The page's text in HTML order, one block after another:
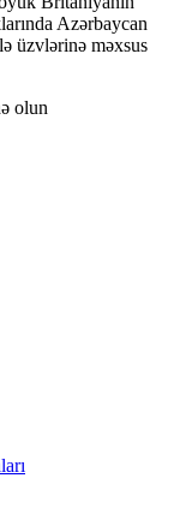
Azərbaycan
üzvlərinə məxsus
olun